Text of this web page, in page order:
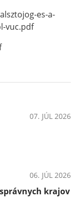
es-a-
vuc.pdf
07. JÚL 2026
06. JÚL 2026
krajov